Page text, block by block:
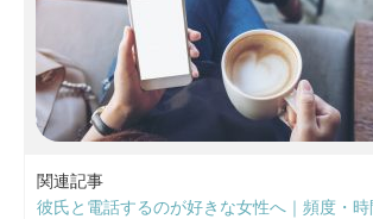
関連記事
彼氏と電話するのが好きな女性へ｜頻度・時